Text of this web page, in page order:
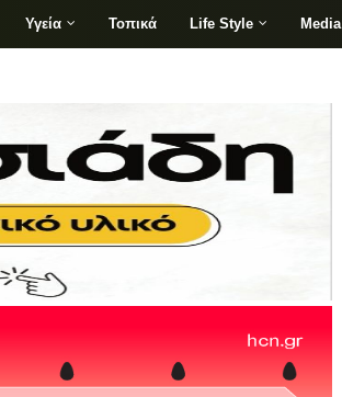
Υγεία Τοπικά Life Style Media